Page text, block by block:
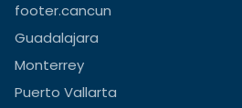
footer.cancun
Guadalajara
Monterrey
Puerto Vallarta